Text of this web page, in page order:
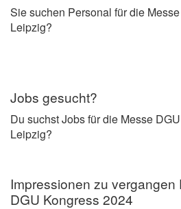
Sie suchen Personal für die
Leipzig?
Jobs gesucht?
Du suchst Jobs für die Messe
Leipzig?
Impressionen zu vergangen
DGU Kongress 2024